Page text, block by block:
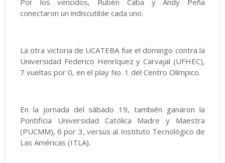
Por los vencidos, Rubén Caba y Andy Peña
conectaron un indiscutible cada uno.
La otra victoria de UCATEBA fue el domingo contra la
Universidad Federico Henríquez y Carvajal (UFHEC),
7 vueltas por 0, en el play No. 1 del Centro Olímpico.
En la jornada del sábado 19, también ganaron la
Pontificia Universidad Católica Madre y Maestra
(PUCMM), 6 por 3, versus al Instituto Tecnológico de
Las Américas (ITLA).